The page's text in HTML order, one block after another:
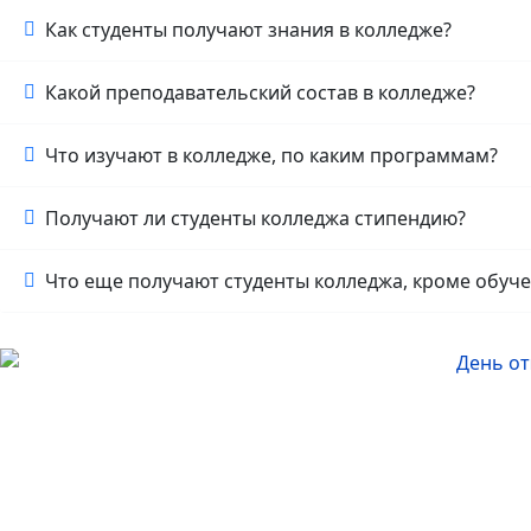
Как студенты получают знания в колледже?
Какой преподавательский состав в колледже?
Что изучают в колледже, по каким программам?
Получают ли студенты колледжа стипендию?
Что еще получают студенты колледжа, кроме